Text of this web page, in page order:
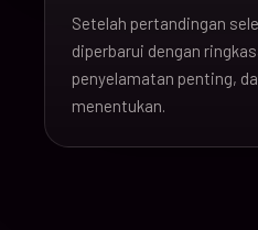
019
16-Jun-
26
020
Setelah pertandingan
diperbarui dengan
penyelamatan penting,
menentukan.